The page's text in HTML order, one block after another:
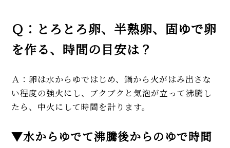
Ｑ：とろとろ卵、半熟卵、固ゆで卵
を作る、時間の目安は？
Ａ：卵は水からゆではじめ、鍋から火がはみ出さな
い程度の強火にし、ブクブクと気泡が立って沸騰し
たら、中火にして時間を計ります。
▼水からゆでて沸騰後からのゆで時間
感動のなめらかさ！ 簡単手作り
「焼きプリン」の作り方。プロ
が研究してたどりついた味